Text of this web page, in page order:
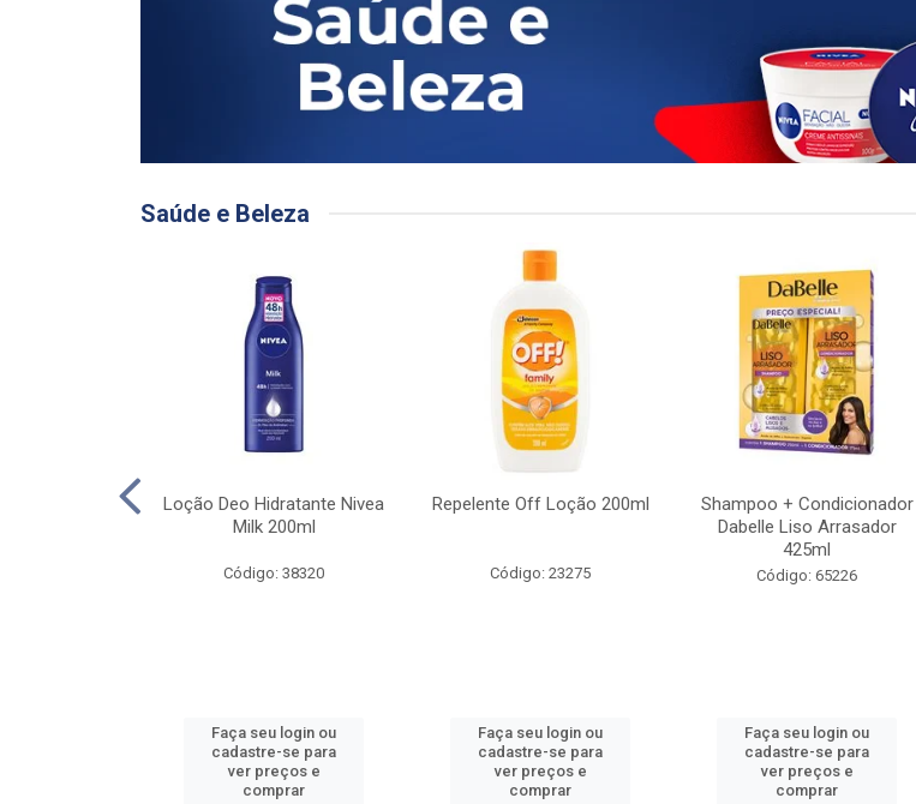
Saúde e Beleza
Loção Deo Hidratante Nivea
Milk 200ml
Código: 38320
Faça seu login ou
cadastre-se para
ver preços e
comprar
Repelente Off Loção 200ml
Código: 23275
Faça seu login ou
cadastre-se para
ver preços e
comprar
Shampoo + Condicionador
Dabelle Liso Arrasador
425ml
Código: 65226
Faça seu login ou
cadastre-se para
ver preços e
comprar